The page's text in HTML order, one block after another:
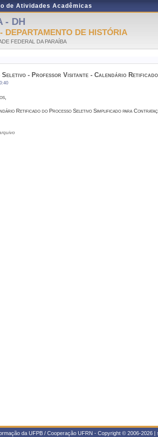
de Atividades Acadêmicas
- DH
DEPARTAMENTO DE HISTÓRIA
FEDERAL DA PARAÍBA
Seletivo - Professor Visitante - Calendário Retificado
Retificado do Processo Seletivo Simplificado para
da UFPB / Cooperação UFRN - Copyright © 2006-2026